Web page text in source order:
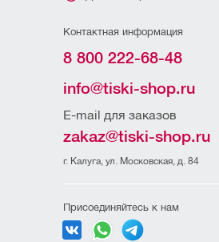
Контактная информация
8 800 222-68-48
info@tiski-shop.ru
E-mail для заказов
zakaz@tiski-shop.ru
г. Калуга, ул. Московская, д. 84
Присоединяйтесь к нам